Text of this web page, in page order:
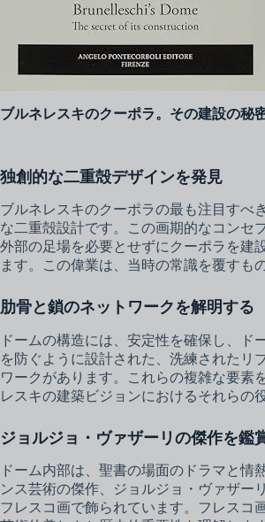
ブルネレスキのクーポラ。その建設の秘
独創的な二重殻デザインを発見
ブルネレスキのクーポラの最も注目すべ
な二重殻設計です。この画期的なコンセ
外部の足場を必要とせずにクーポラを建
ます。この偉業は、当時の常識を覆すも
肋骨と鎖のネットワークを解明する
ドームの構造には、安定性を確保し、ド
を防ぐように設計された、洗練されたリ
ワークがあります。これらの複雑な要素
レスキの建築ビジョンにおけるそれらの
ジョルジョ・ヴァザーリの傑作を鑑
ドーム内部は、聖書の場面のドラマと情
ンス芸術の傑作、ジョルジョ・ヴァザー
フレスコ画で飾られています。フレスコ